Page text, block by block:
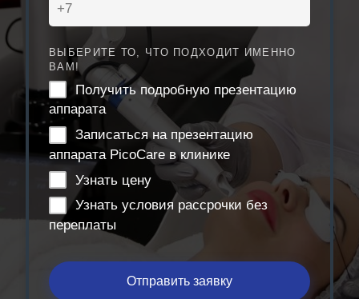
ВЫБЕРИТЕ ТО, ЧТО ПОДХОДИТ ИМЕННО
ВАМ!
Получить подробную презентацию
аппарата
Записаться на презентацию
аппарата PicoCare в клинике
Узнать цену
Узнать условия рассрочки без
переплаты
Отправить заявку